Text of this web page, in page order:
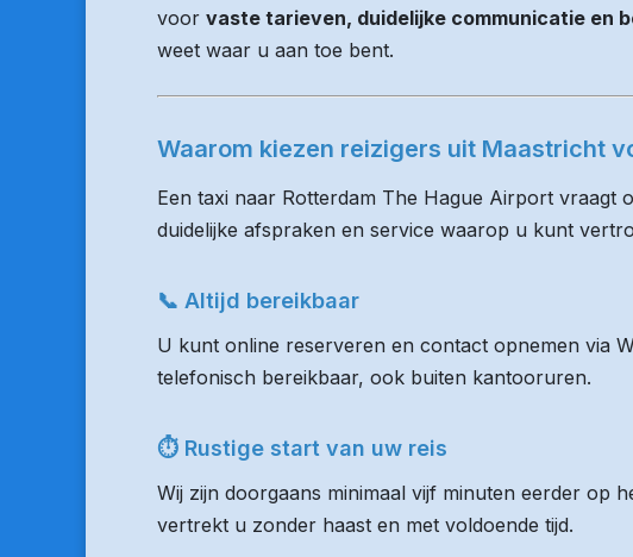
voor vaste tarieven, duidelijke communicatie en
weet waar u aan toe bent.
Waarom kiezen reizigers uit Maastricht
Een taxi naar Rotterdam The Hague Airport vraagt
duidelijke afspraken en service waarop u kunt
📞 Altijd bereikbaar
U kunt online reserveren en contact opnemen via
telefonisch bereikbaar, ook buiten kantooruren.
⏱ Rustige start van uw reis
Wij zijn doorgaans minimaal vijf minuten eerder op
vertrekt u zonder haast en met voldoende tijd.